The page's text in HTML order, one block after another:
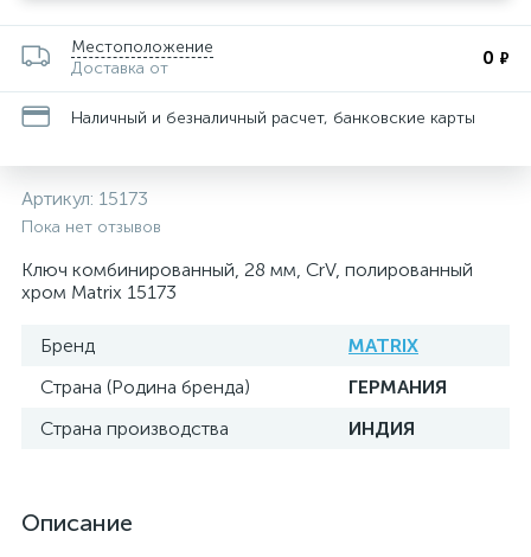
Местоположение
Доставка от
0 ₽
Наличный и безналичный расчет, банковские карты
Артикул: 15173
Пока нет отзывов
Ключ комбинированный, 28 мм, CrV, полированный
хром Matrix 15173
Бренд
MATRIX
Страна (Родина бренда)
ГЕРМАНИЯ
Страна производства
ИНДИЯ
Описание